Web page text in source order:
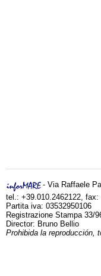
- Via Raffaele
tel.: +39.010.2462122, fax:
Partita iva: 03532950106
Registrazione Stampa 33/
Director: Bruno Bellio
Prohibida la reproducción,